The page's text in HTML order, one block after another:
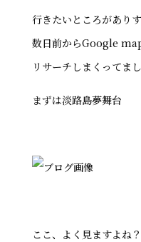
行きたいところがあり
数日前からGoogle map
リサーチしまくってま
まずは淡路島夢舞台
ここ、よく見ますよね？